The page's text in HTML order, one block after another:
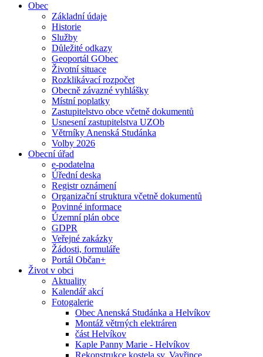
Obec
Základní údaje
Historie
Služby
Důležité odkazy
Geoportál GObec
Životní situace
Rozklikávací rozpočet
Obecně závazné vyhlášky
Místní poplatky
Zastupitelstvo obce včetně dokumentů
Usnesení zastupitelstva UZOb
Větrníky Anenská Studánka
Volby 2026
Obecní úřad
e-podatelna
Úřední deska
Registr oznámení
Organizační struktura včetně dokumentů
Povinné informace
Územní plán obce
GDPR
Veřejné zakázky
Žádosti, formuláře
Portál Občan+
Život v obci
Aktuality
Kalendář akcí
Fotogalerie
Obec Anenská Studánka a Helvíkov
Montáž větrných elektráren
část Helvíkov
Kaple Panny Marie - Helvíkov
Rekonstrukce kostela sv. Vavřince